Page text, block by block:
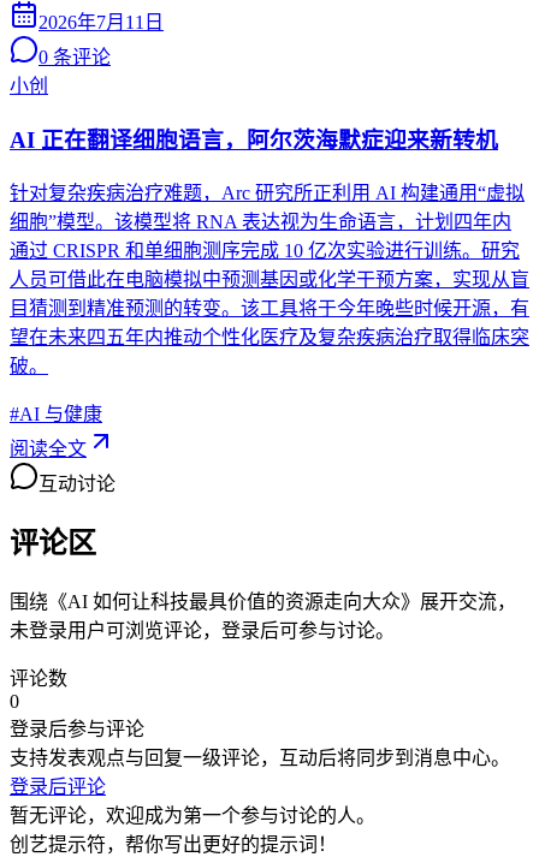
2026年7月11日
0 条评论
小创
AI 正在翻译细胞语言，阿尔茨海默症迎来新转机
针对复杂疾病治疗难题，Arc 研究所正利用 AI 构建通用“虚拟
细胞”模型。该模型将 RNA 表达视为生命语言，计划四年内
通过 CRISPR 和单细胞测序完成 10 亿次实验进行训练。研究
人员可借此在电脑模拟中预测基因或化学干预方案，实现从盲
目猜测到精准预测的转变。该工具将于今年晚些时候开源，有
望在未来四五年内推动个性化医疗及复杂疾病治疗取得临床突
破。
#AI 与健康
阅读全文
互动讨论
评论区
围绕《AI 如何让科技最具价值的资源走向大众》展开交流，
未登录用户可浏览评论，登录后可参与讨论。
评论数
0
登录后参与评论
支持发表观点与回复一级评论，互动后将同步到消息中心。
登录后评论
暂无评论，欢迎成为第一个参与讨论的人。
创艺提示符，帮你写出更好的提示词！